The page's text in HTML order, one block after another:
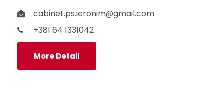
cabinet.ps.ieronim@gmail.com
+381 64 1331042
More Detail